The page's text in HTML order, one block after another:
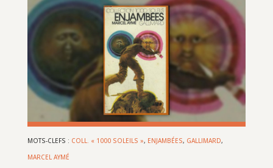
MOTS-CLEFS : COLL. « 1000 SOLEILS », ENJAMBÉES, GALLIMARD,
MARCEL AYMÉ